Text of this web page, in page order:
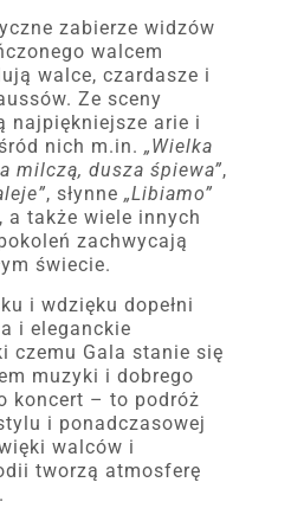
zabierze widzów
walcem
walce, czardasze i
Ze sceny
najpiękniejsze arie i
nich m.in.„Wielka
milczą, dusza śpiewa”,
, słynne„Libiamo”
, a także wiele innych
zachwycają
świecie.
i wdzięku dopełni
i eleganckie
czemu Gala stanie się
muzyki i dobrego
koncert – to podróż
i ponadczasowej
walców i
tworzą atmosferę